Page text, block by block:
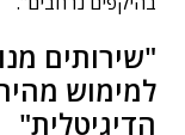
"שירותים
למימוש
הדיגיטלית"